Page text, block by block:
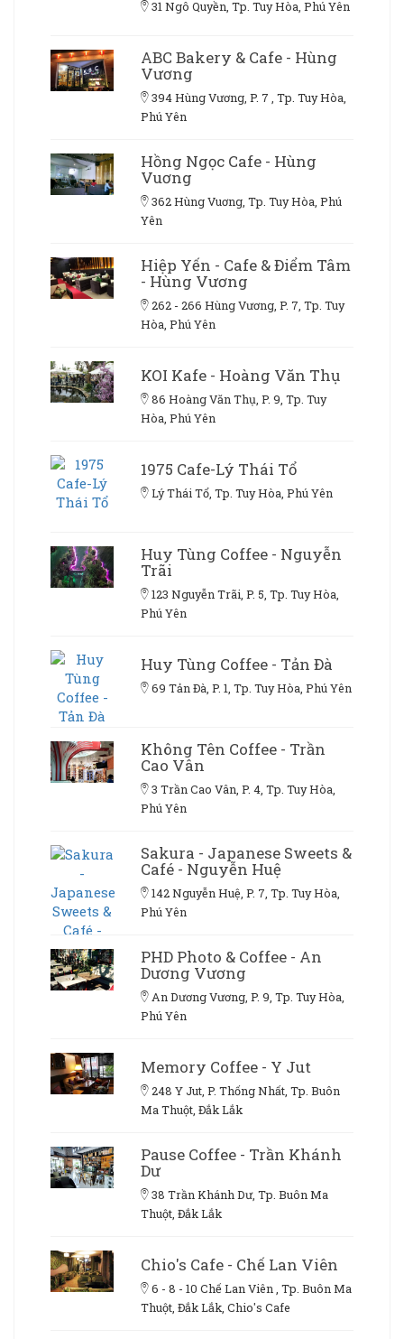
31 Ngô Quyền, Tp. Tuy Hòa, Phú Yên
ABC Bakery & Cafe - Hùng
Vương
394 Hùng Vương, P. 7 , Tp. Tuy Hòa,
Phú Yên
Hồng Ngọc Cafe - Hùng
Vuơng
362 Hùng Vuơng, Tp. Tuy Hòa, Phú
Yên
Hiệp Yến - Cafe & Điểm Tâm
- Hùng Vương
262 - 266 Hùng Vương, P. 7, Tp. Tuy
Hòa, Phú Yên
KOI Kafe - Hoàng Văn Thụ
86 Hoàng Văn Thụ, P. 9, Tp. Tuy
Hòa, Phú Yên
1975 Cafe-Lý Thái Tổ
Lý Thái Tổ, Tp. Tuy Hòa, Phú Yên
Huy Tùng Coffee - Nguyễn
Trãi
123 Nguyễn Trãi, P. 5, Tp. Tuy Hòa,
Phú Yên
Huy Tùng Coffee - Tản Đà
69 Tản Đà, P. 1, Tp. Tuy Hòa, Phú Yên
Không Tên Coffee - Trần
Cao Vân
3 Trần Cao Vân, P. 4, Tp. Tuy Hòa,
Phú Yên
Sakura - Japanese Sweets &
Café - Nguyễn Huệ
142 Nguyễn Huệ, P. 7, Tp. Tuy Hòa,
Phú Yên
PHD Photo & Coffee - An
Dương Vương
An Dương Vương, P. 9, Tp. Tuy Hòa,
Phú Yên
Memory Coffee - Y Jut
248 Y Jut, P. Thống Nhất, Tp. Buôn
Ma Thuột, Đắk Lắk
Pause Coffee - Trần Khánh
Dư
38 Trần Khánh Dư, Tp. Buôn Ma
Thuột, Đắk Lắk
Chio's Cafe - Chế Lan Viên
6 - 8 - 10 Chế Lan Viên , Tp. Buôn Ma
Thuột, Đắk Lắk, Chio's Cafe